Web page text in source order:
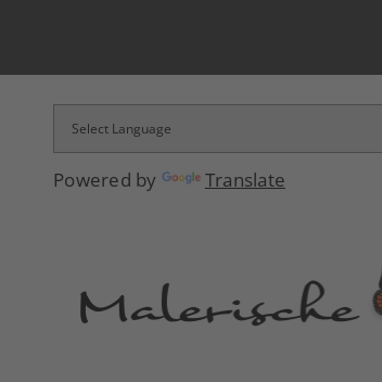
Powered by Translate